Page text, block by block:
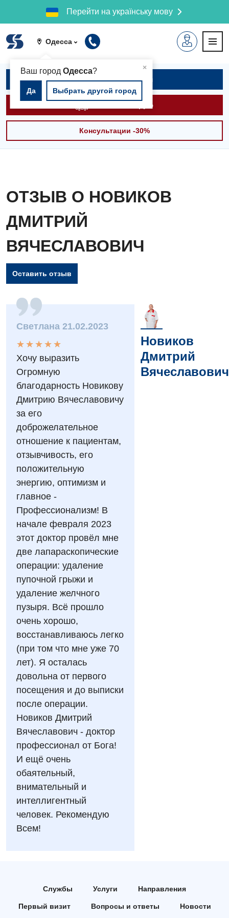
Перейти на українську мову
Одесса
×
Ваш город Одесса?
Да Выбрать другой город
Вакансии
Мероприятия БПР
Интернатура
Энциклопедия
Отзывы
Диагностика
Ангиографические исследования
Диагностическое отделение
Компьютерная томография
Маммография
Рентгенография
УЗИ
Эндоскопическое отделение
Для взрослых
Акушерство и гинекология
Аллергология, иммунология
Андрология
Бесплатные услуги
Вакцинация
Гастроэнтерология
Гинекологическое отделение
Дерматовенерология
Диетология
Дневной стационар
Кардиология
Кардиохирургия
Маммология
Нейрохирургия
Гинекологическое отделение
Диагностическое отделение
Дневной стационар
Онкологическое отделение
Отдел госпитализации
Отделение интенсивной терапии
Отделение неотложных состояний
Офтальмологическое отделение
Педиатрическое отделение
Скорая медицинская помощь
Терапевтическое отделение
Травматологическое отделение
Урологическое отделение
Эндоскопическое отделение
Декларирование
Лечение острого инфаркта
Украинский
Русский
Записаться на приём
Вызвать скорую
Консультации -30%
ОТЗЫВ О НОВИКОВ
ДМИТРИЙ
ВЯЧЕСЛАВОВИЧ
Оставить отзыв
Светлана 21.02.2023
★
★
★
★
★
★ ★ ★ ★ ★
Хочу выразить
Огромную
благодарность Новикову
Дмитрию Вячеславовичу
за его
доброжелательное
отношение к пациентам,
отзывчивость, его
положительную
энергию, оптимизм и
главное -
Профессионализм! В
начале февраля 2023
этот доктор провёл мне
две лапараскопические
операции: удаление
пупочной грыжи и
удаление желчного
пузыря. Всё прошло
очень хорошо,
восстанавливаюсь легко
(при том что мне уже 70
лет). Я осталась
довольна от первого
посещения и до выписки
после операции.
Новиков Дмитрий
Вячеславович - доктор
профессионал от Бога!
И ещё очень
обаятельный,
внимательный и
интеллигентный
человек. Рекомендую
Всем!
Новиков
Дмитрий
Вячеславович
Службы Услуги Направления
Первый визит Вопросы и ответы Новости